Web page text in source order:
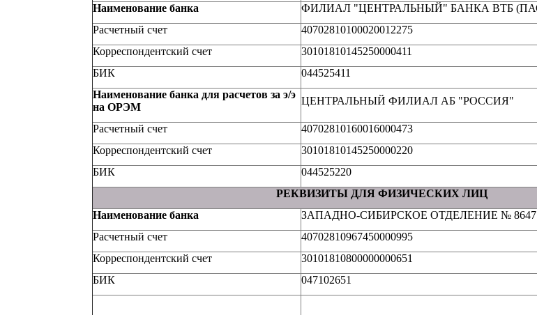
Наименование банка
ФИЛИАЛ "ЦЕНТРАЛЬНЫЙ" БАНКА ВТБ
Расчетный счет
40702810100020012275
Корреспондентский счет
30101810145250000411
БИК
044525411
Наименование банка для расчетов за э/э
на ОРЭМ
ЦЕНТРАЛЬНЫЙ ФИЛИАЛ АБ "РОССИЯ"
Расчетный счет
40702810160016000473
Корреспондентский счет
30101810145250000220
БИК
044525220
РЕКВИЗИТЫ ДЛЯ ФИЗИЧЕСКИХ ЛИЦ
Наименование банка
ЗАПАДНО-СИБИРСКОЕ ОТДЕЛЕНИЕ №
Расчетный счет
40702810967450000995
Корреспондентский счет
30101810800000000651
БИК
047102651